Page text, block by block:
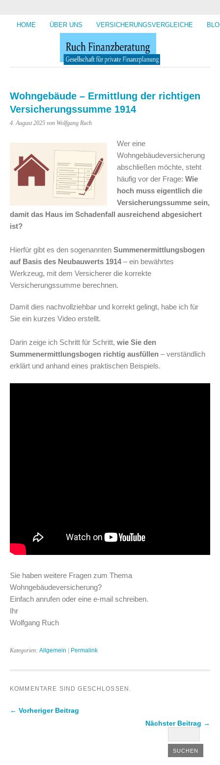
HOME ÜBER UNS VERSICHERUNGSVERGLEICHE
Wohngebäude – Ermittlung der richtigen
Versicherungssumme 1914
4. August 2025 von Wolfgang Ruch
Wer eine
Wohngebäudeversicherung
abschließen möchte, steht
häufig vor der Frage: Wie
hoch muss eigentlich die
Versicherungssumme sein,
damit das Haus im Schadenfall ausreichend abgesichert
ist?
Hierfür gibt es den sogenannten Summenermittlungsbogen
auf Basis des Neubauwerts 1914– ein bewährtes
Werkzeug, mit dem Versicherer die korrekte
Versicherungssumme berechnen.
Damit dies nachvollziehbar und korrekt gelingt, habe ich für
Sie ein kurzes Video erstellt.
Darin zeige ich Schritt für Schritt, wie Sie den
Summenermittlungsbogen richtig ausfüllen – verständlich
erklärt und anhand eines praktischen Beispiels.
Sie haben weitere Fragen zum Thema
Wohngebäudeversicherung?
Einfach anrufen oder eine e-mail schreiben.
Ihr
Wolfgang Ruch
Kategorien: Allgemein | Permalink
KOMMENTARE SIND GESCHLOSSEN.
← Vorheriger Beitrag
Nächster Beitrag →